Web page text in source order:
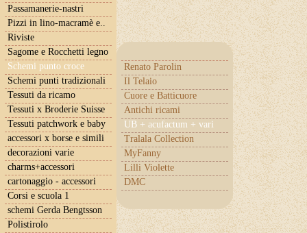
Passamanerie-nastri
Pizzi in lino-macramè e..
Riviste
Sagome e Rocchetti legno
Schemi punto croce
Renato Parolin
Il Telaio
Cuore e Batticuore
Antichi ricami
UB + acufactum + vari
Tralala Collection
MyFanny
Lilli Violette
DMC
Schemi punti tradizionali
Tessuti da ricamo
Tessuti x Broderie Suisse
Tessuti patchwork e baby
accessori x borse e simili
decorazioni varie
charms+accessori
cartonaggio - accessori
Corsi e scuola 1
schemi Gerda Bengtsson
Polistirolo